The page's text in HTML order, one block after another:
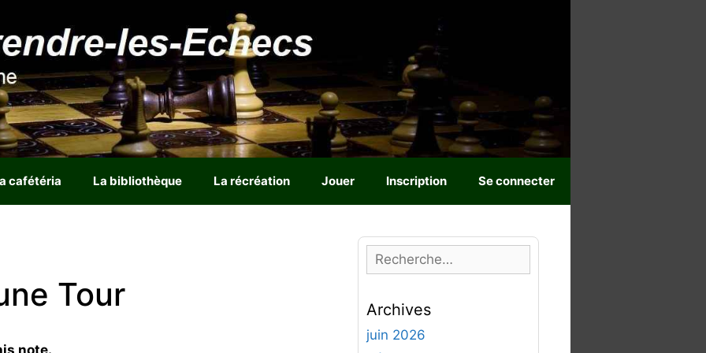
cafétéria La bibliothèque La récréation Jouer Inscription Se connecter
Tour
note.
e
h
e
Archives
juin 2026